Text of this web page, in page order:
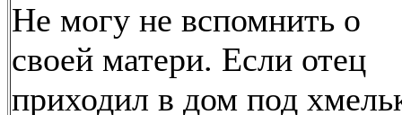
Не могу не вспомнить о
своей матери. Если отец
приходил в дом под